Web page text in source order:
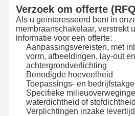
PET circuits
Lichtgidsfilm
Montage van metalen koepels
PMMA-lenzen
Verzoek om offerte
Als u geïnteresseerd bent in
membraanschakelaar, verstrekt
informatie voor een offerte:
Aanpassingsvereisten, met
vorm, afbeeldingen, lay-out en
achtergrondverlichting
Benodigde hoeveelheid
Toepassings- en
Specifieke
waterdichtheid of
Verplichtingen inzake